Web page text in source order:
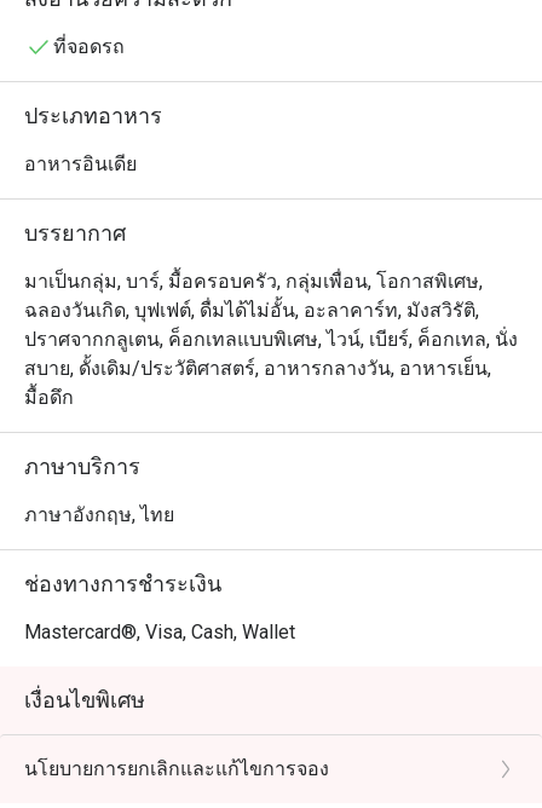
ที่เผยให้เห็นฝีไม้ลายมือการทำอาหารของเชฟได้อย่าง
แนะนำให้เลือกสั่งเมนูทิกก้าต่างๆ ที่ย่างมาเสิร์ฟร้อนๆ หอม
ให้เลือกจากหลายภูมิภาค
ที่จอดรถ
ประเภทอาหาร
อาหารอินเดีย
บรรยากาศ
มาเป็นกลุ่ม, บาร์, มื้อครอบครัว, กลุ่มเพื่อน, โอกาสพิเศษ,
ฉลองวันเกิด, บุฟเฟต์, ดื่มได้ไม่อั้น, อะลาคาร์ท, มังสวิรัติ,
ปราศจากกลูเตน, ค็อกเทลแบบพิเศษ, ไวน์, เบียร์, ค็อกเทล, นั่ง
สบาย, ดั้งเดิม/ประวัติศาสตร์, อาหารกลางวัน, อาหารเย็น,
มื้อดึก
ภาษาบริการ
ภาษาอังกฤษ, ไทย
ช่องทางการชำระเงิน
Mastercard®, Visa, Cash, Wallet
เงื่อนไขพิเศษ
นโยบายการยกเลิกและแก้ไขการจอง